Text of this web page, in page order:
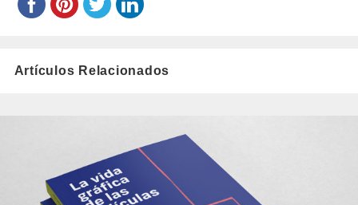
Artículos Relacionados